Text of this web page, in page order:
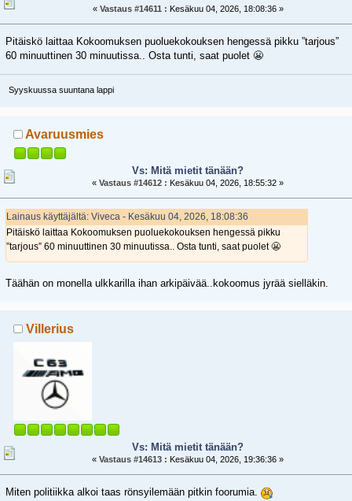
« Vastaus #14611 : Kesäkuu 04, 2026, 18:08:36 »
Pitäiskö laittaa Kokoomuksen puoluekokouksen hengessä pikku ”tarjous”
60 minuuttinen 30 minuutissa.. Osta tunti, saat puolet 😬
Syyskuussa suuntana lappi
Avaruusmies
Vs: Mitä mietit tänään?
«Vastaus #14612 : Kesäkuu 04, 2026, 18:55:32 »
Lainaus käyttäjältä: Viveca - Kesäkuu 04, 2026, 18:08:36
Pitäiskö laittaa Kokoomuksen puoluekokouksen hengessä pikku
”tarjous” 60 minuuttinen 30 minuutissa.. Osta tunti, saat puolet 😬
Täähän on monella ulkkarilla ihan arkipäivää..kokoomus jyrää sielläkin.
Villerius
Vs: Mitä mietit tänään?
«Vastaus #14613 : Kesäkuu 04, 2026, 19:36:36 »
Miten politiikka alkoi taas rönsyilemään pitkin foorumia.